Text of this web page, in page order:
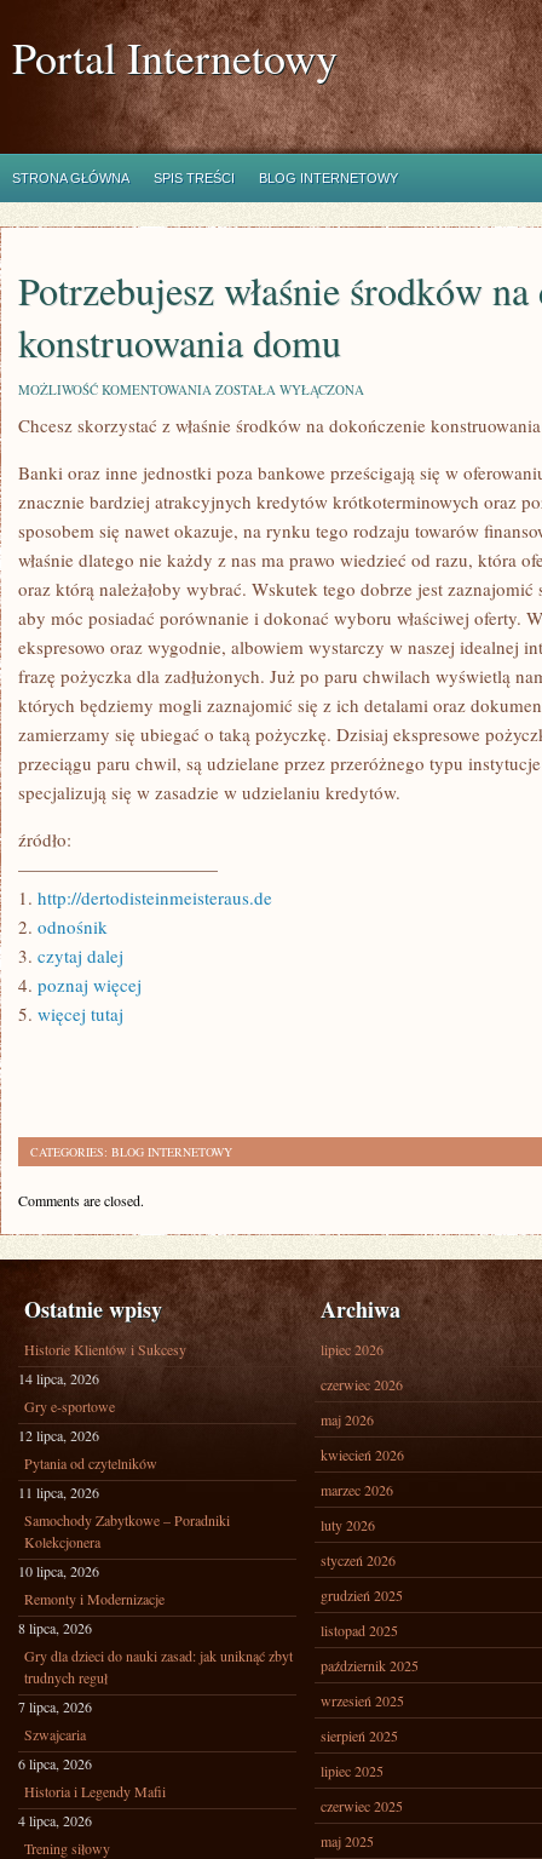
Portal Internetowy
STRONA GŁÓWNA SPIS TREŚCI BLOG INTERNETOWY
Potrzebujesz właśnie środków
konstruowania domu
MOŻLIWOŚĆ KOMENTOWANIA POTRZEBUJESZ
ŚRODKÓW
KONSTRUOWANIA
DOMU
ZOSTAŁA WYŁĄCZONA
Chcesz skorzystać z właśnie środków na dokończenie
Banki oraz inne jednostki poza bankowe prześcigają się w
znacznie bardziej atrakcyjnych kredytów krótkoterminowych oraz
sposobem się nawet okazuje, na rynku tego rodzaju towarów
właśnie dlatego nie każdy z nas ma prawo wiedzieć od razu, która
oraz którą należałoby wybrać. Wskutek tego dobrze jest
aby móc posiadać porównanie i dokonać wyboru właściwej oferty.
ekspresowo oraz wygodnie, albowiem wystarczy w naszej idealnej
frazę pożyczka dla zadłużonych. Już po paru chwilach wyświetlą
których będziemy mogli zaznajomić się z ich detalami oraz
zamierzamy się ubiegać o taką pożyczkę. Dzisiaj ekspresowe
przeciągu paru chwil, są udzielane przez przeróżnego typu
specjalizują się w zasadzie w udzielaniu kredytów.
źródło:
———————————
1. http://dertodisteinmeisteraus.de
2. odnośnik
3. czytaj dalej
4. poznaj więcej
5. więcej tutaj
CATEGORIES: BLOG INTERNETOWY
Comments are closed.
Ostatnie wpisy
Historie Klientów i Sukcesy
14 lipca, 2026
Gry e-sportowe
12 lipca, 2026
Pytania od czytelników
11 lipca, 2026
Samochody Zabytkowe – Poradniki
Kolekcjonera
10 lipca, 2026
Remonty i Modernizacje
8 lipca, 2026
Gry dla dzieci do nauki zasad: jak uniknąć zbyt
trudnych reguł
7 lipca, 2026
Szwajcaria
6 lipca, 2026
Historia i Legendy Mafii
4 lipca, 2026
Trening siłowy
Archiwa
lipiec 2026
czerwiec 2026
maj 2026
kwiecień 2026
marzec 2026
luty 2026
styczeń 2026
grudzień 2025
listopad 2025
październik 2025
wrzesień 2025
sierpień 2025
lipiec 2025
czerwiec 2025
maj 2025